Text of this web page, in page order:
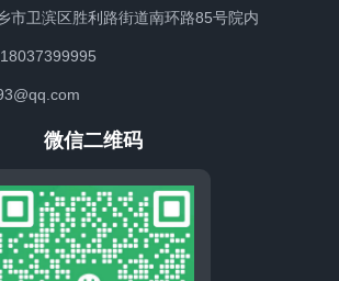
市卫滨区胜利路街道南环路85号院内
微信二维码